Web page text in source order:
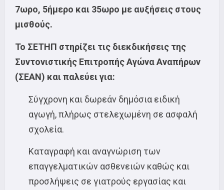
7ωρο, 5ήμερο και 35ωρο με αυξήσεις στους
μισθούς.
Το ΣΕΤΗΠ στηρίζει τις διεκδικήσεις της
Συντονιστικής Επιτροπής Αγώνα Αναπήρων
(ΣΕΑΝ) και παλεύει για:
Σύγχρονη και δωρεάν δημόσια ειδική
αγωγή, πλήρως στελεχωμένη σε ασφαλή
σχολεία.
Καταγραφή και αναγνώριση των
επαγγελματικών ασθενειών καθώς και
προσλήψεις σε γιατρούς εργασίας και